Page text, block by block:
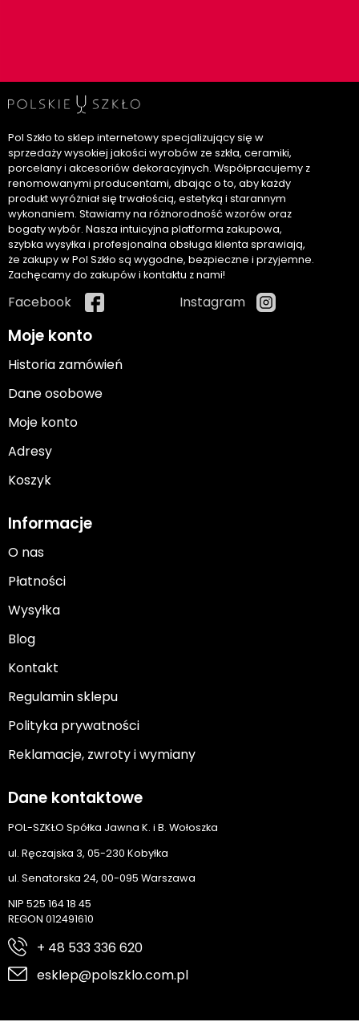
Pol Szkło to sklep internetowy specjalizujący się w
sprzedaży wysokiej jakości wyrobów ze szkła, ceramiki,
porcelany i akcesoriów dekoracyjnych. Współpracujemy z
renomowanymi producentami, dbając o to, aby każdy
produkt wyróżniał się trwałością, estetyką i starannym
wykonaniem. Stawiamy na różnorodność wzorów oraz
bogaty wybór. Nasza intuicyjna platforma zakupowa,
szybka wysyłka i profesjonalna obsługa klienta sprawiają,
że zakupy w Pol Szkło są wygodne, bezpieczne i przyjemne.
Zachęcamy do zakupów i kontaktu z nami!
Facebook Instagram
Moje konto
Historia zamówień
Dane osobowe
Moje konto
Adresy
Koszyk
Informacje
O nas
Płatności
Wysyłka
Blog
Kontakt
Regulamin sklepu
Polityka prywatności
Reklamacje, zwroty i wymiany
Dane kontaktowe
POL-SZKŁO Spółka Jawna K. i B. Wołoszka
ul. Ręczajska 3, 05-230 Kobyłka
ul. Senatorska 24, 00-095 Warszawa
NIP 525 164 18 45
REGON 012491610
+ 48 533 336 620
esklep@polszklo.com.pl